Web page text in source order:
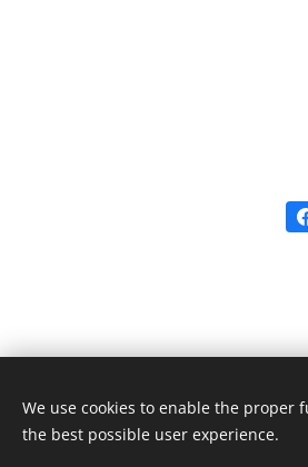
We use cookies to enable the
the best possible user experience.